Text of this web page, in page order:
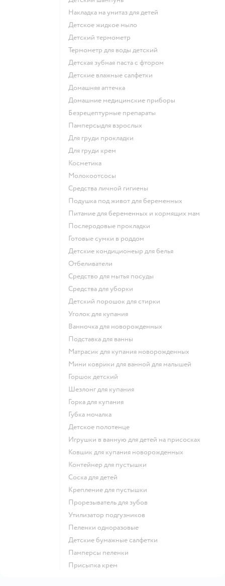
накладка на унитаз для детей
детское жидкое мыло
детский термометр
термометр для воды детский
детская зубная паста с фтором
детские влажные салфетки
домашняя аптечка
домашние медицинские приборы
безрецептурные препараты
памперсыдля взрослых
для груди прокладки
для груди крем
косметика
Молокоотсосы
средства личной гигиены
подушка под живот для беременных
питание для беременных и кормящих мам
послеродовые прокладки
готовые сумки в роддом
детские кондиционеыр для белья
отбеливатели
средство для мытья посуды
средства для уборки
детский порошок для стирки
уголок для купания
ванночка для новорожденных
подставка для ванны
матрасик для купания новорожденных
мини коврики для ванной для малышей
горшок детский
шезлонг для купания
горка для купания
губка мочалка
детское полотенце
игрушки в ванную для детей на присосках
ковшик для купания новорожденных
контейнер для пустышки
соска для детей
крепление для пустышки
прорезыватель для зубов
утилизатор подгузников
пеленки одноразовые
детские бумажные салфетки
памперсы пеленки
присыпка крем